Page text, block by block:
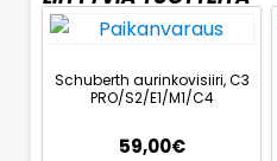
Schuberth aurinkovisiiri, C3
PRO/S2/E1/M1/C4
59,00€